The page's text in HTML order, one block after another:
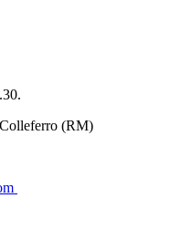
(RM)